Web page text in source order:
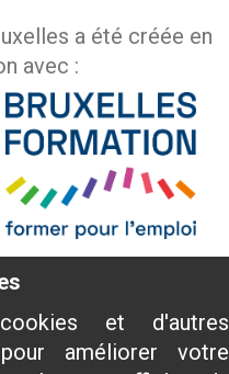
et d'autres
améliorer votre
a été créée en
avec :